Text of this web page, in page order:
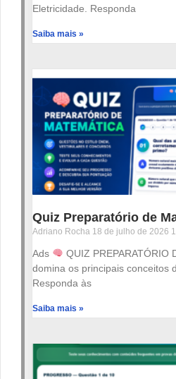
Eletricidade. Responda
Saiba mais »
Quiz Preparatório de
Adriano Rocha 18 de julho de 2026
Ads
QUIZ PREPARATÓRIO
domina os principais conceitos
Responda às
Saiba mais »